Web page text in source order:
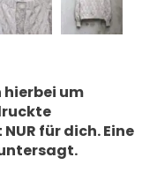
hierbei um
für dich. Eine